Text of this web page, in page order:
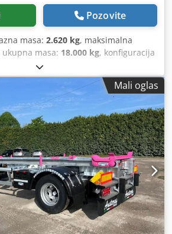
Pozovite
masa: 2.620 kg, maksimalna
ukupna masa: 18.000 kg, konfiguracija
, prva registracija:
, ovjes:zrak, dimenzija gume:
Mali oglas